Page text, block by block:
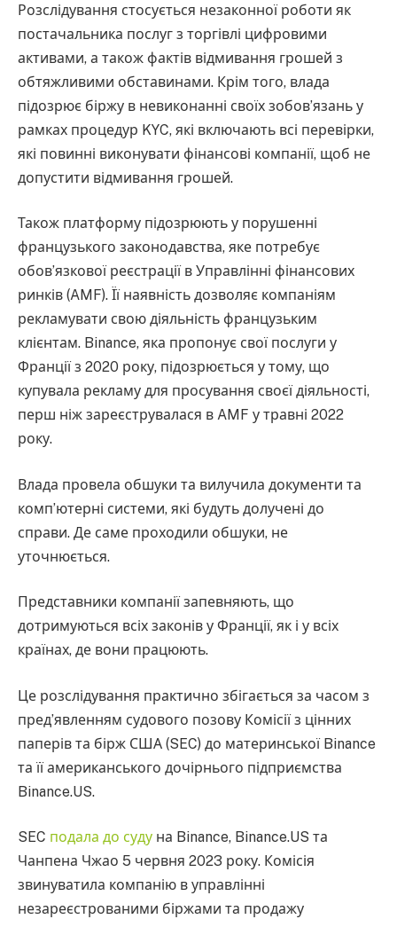
Розслідування стосується незаконної роботи як
постачальника послуг з торгівлі цифровими
активами, а також фактів відмивання грошей з
обтяжливими обставинами. Крім того, влада
підозрює біржу в невиконанні своїх зобов’язань у
рамках процедур KYC, які включають всі перевірки,
які повинні виконувати фінансові компанії, щоб не
допустити відмивання грошей.
Також платформу підозрюють у порушенні
французького законодавства, яке потребує
обов’язкової реєстрації в Управлінні фінансових
ринків (AMF). Її наявність дозволяє компаніям
рекламувати свою діяльність французьким
клієнтам. Binance, яка пропонує свої послуги у
Франції з 2020 року, підозрюється у тому, що
купувала рекламу для просування своєї діяльності,
перш ніж зареєструвалася в AMF у травні 2022
року.
Влада провела обшуки та вилучила документи та
комп’ютерні системи, які будуть долучені до
справи. Де саме проходили обшуки, не
уточнюється.
Представники компанії запевняють, що
дотримуються всіх законів у Франції, як і у всіх
країнах, де вони працюють.
Це розслідування практично збігається за часом з
пред’явленням судового позову Комісії з цінних
паперів та бірж США (SEC) до материнської Binance
та її американського дочірнього підприємства
Binance.US.
SEC подала до суду на Binance, Binance.US та
Чанпена Чжао 5 червня 2023 року. Комісія
звинуватила компанію в управлінні
незареєстрованими біржами та продажу